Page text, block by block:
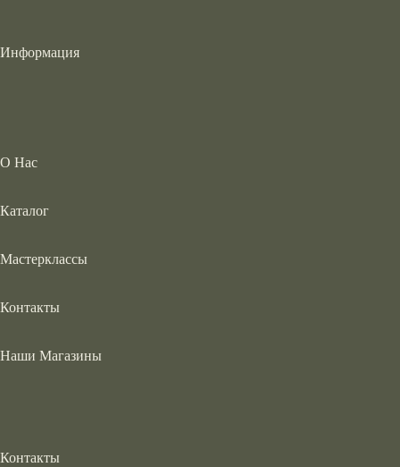
Информация
О Нас
Каталог
Мастерклассы
Контакты
Наши Магазины
Контакты